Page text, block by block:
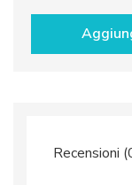
Rossa
Recensioni